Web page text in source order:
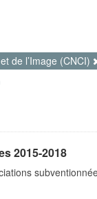
de l’Image (CNCI)
2015-2018